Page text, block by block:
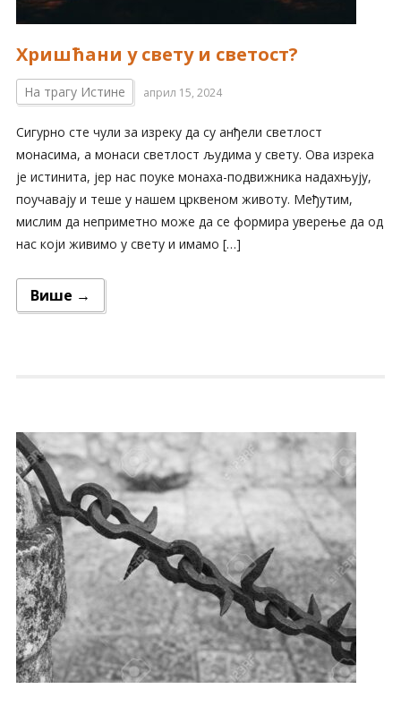
Хришћани у свету и светост?
На трагу Истине април 15, 2024
Сигурно сте чули за изреку да су анђели светлост
монасима, а монаси светлост људима у свету. Ова изрека
је истинита, јер нас поуке монаха-подвижника надахњују,
поучавају и теше у нашем црквеном животу. Међутим,
мислим да неприметно може да се формира уверење да од
нас који живимо у свету и имамо […]
Више →